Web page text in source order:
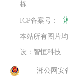
栋
ICP备案号：
本站所有图片
设：智恒科技
湘公网安